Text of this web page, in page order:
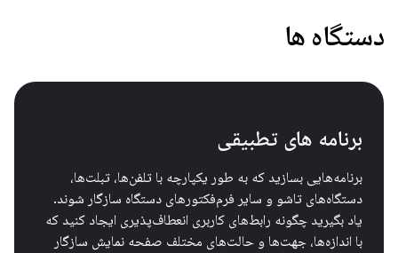
دستگاه ها
برنامه های تطبیقی
برنامه‌هایی بسازید که به طور یکپارچه با تلفن‌ها، تبلت‌ها،
دستگاه‌های تاشو و سایر فرم‌فکتورهای دستگاه سازگار شوند.
یاد بگیرید چگونه رابط‌های کاربری انعطاف‌پذیری ایجاد کنید که
با اندازه‌ها، جهت‌ها و حالت‌های مختلف صفحه نمایش سازگار